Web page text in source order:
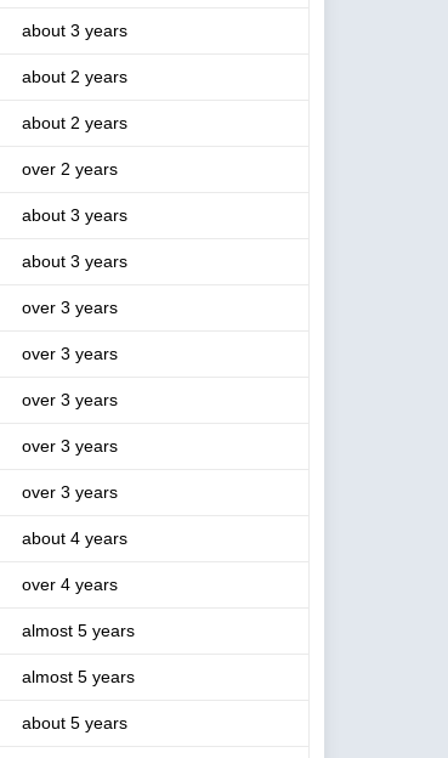
about 3 years
about 2 years
about 2 years
over 2 years
about 3 years
about 3 years
over 3 years
over 3 years
over 3 years
over 3 years
over 3 years
about 4 years
over 4 years
almost 5 years
almost 5 years
about 5 years